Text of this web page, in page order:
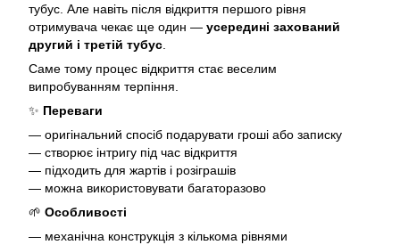
тубус. Але навіть після відкриття першого рівня
отримувача чекає ще один — усередині захований
другий і третій тубус
Саме тому процес відкриття стає веселим
випробуванням терпіння.
✨ Переваги
— оригінальний спосіб подарувати гроші або записку
— створює інтригу під час відкриття
— підходить для жартів і розіграшів
— можна використовувати багаторазово
🌱 Особливості
— механічна конструкція з кількома рівнями